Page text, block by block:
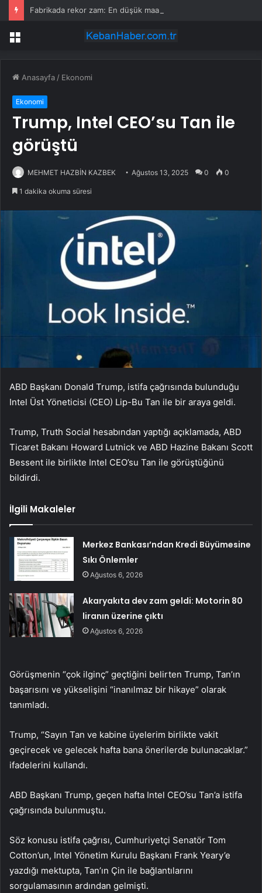
Menü
Anasayfa / Ekonomi
Ekonomi
Trump, Intel CEO’su Tan ile
görüştü
MEHMET HAZBİN KAZBEK Ağustos 13, 2025 0 0
1 dakika okuma süresi
ABD Başkanı Donald Trump, istifa çağrısında bulunduğu
Intel Üst Yöneticisi (CEO) Lip-Bu Tan ile bir araya geldi.
Trump, Truth Social hesabından yaptığı açıklamada, ABD
Ticaret Bakanı Howard Lutnick ve ABD Hazine Bakanı Scott
Bessent ile birlikte Intel CEO’su Tan ile görüştüğünü
bildirdi.
İlgili Makaleler
Merkez Bankası’ndan Kredi Büyümesine
Sıkı Önlemler
Ağustos 6, 2026
Akaryakıta dev zam geldi: Motorin 80
liranın üzerine çıktı
Ağustos 6, 2026
Görüşmenin “çok ilginç” geçtiğini belirten Trump, Tan’ın
başarısını ve yükselişini “inanılmaz bir hikaye” olarak
tanımladı.
Trump, “Sayın Tan ve kabine üyelerim birlikte vakit
geçirecek ve gelecek hafta bana önerilerde bulunacaklar.”
ifadelerini kullandı.
ABD Başkanı Trump, geçen hafta Intel CEO’su Tan’a istifa
çağrısında bulunmuştu.
Söz konusu istifa çağrısı, Cumhuriyetçi Senatör Tom
Cotton’un, Intel Yönetim Kurulu Başkanı Frank Yeary’e
yazdığı mektupta, Tan’ın Çin ile bağlantılarını
sorgulamasının ardından gelmişti.